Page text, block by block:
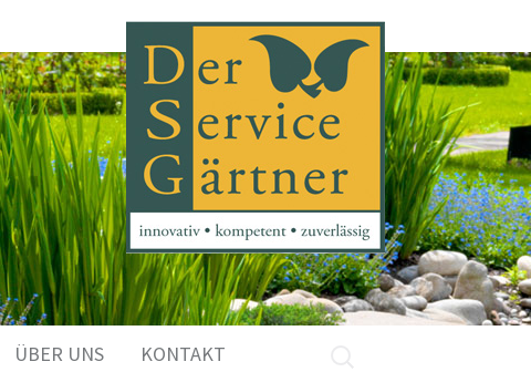
ÜBER UNS KONTAKT